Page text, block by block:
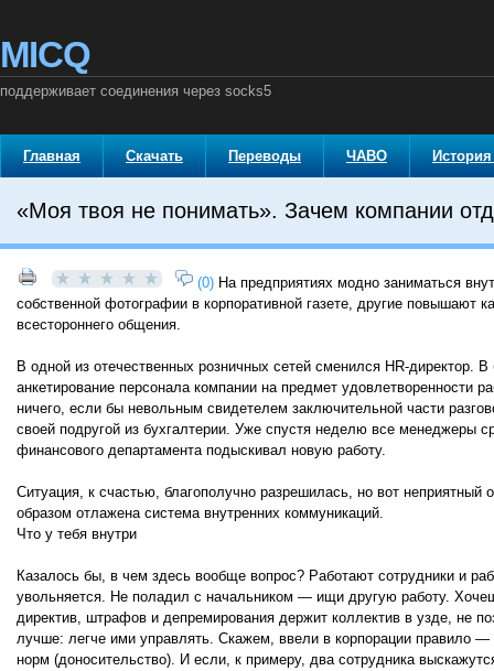
MICQ
поддерживает соединения через socks5
Главная Скачать Переводы ЧАВО
«Моя твоя не понимать». Зачем компании
(0) На предприятиях модно заниматься
собственной фотографии в корпоративной газете, другие повышают
всестороннего общения.
В одной из отечественных розничных сетей сменился HR-директор.
анкетирование персонала компании на предмет удовлетворенности
ничего, если бы невольным свидетелем заключительной части
своей подругой из бухгалтерии. Уже спустя неделю все менеджеры
финансового департамента подыскивал новую работу.
Ситуация, к счастью, благополучно разрешилась, но вот
образом отлажена система внутренних коммуникаций.
Что у тебя внутри
Казалось бы, в чем здесь вообще вопрос? Работают сотрудники и
увольняется. Не поладил с начальником — ищи другую работу.
директив, штрафов и депремирования держит коллектив в узде, не
лучше: легче ими управлять. Скажем, ввели в корпорации правило —
норм (доносительство). И если, к примеру, два сотрудника